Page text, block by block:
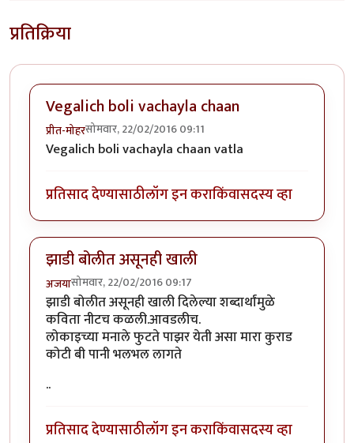
प्रतिक्रिया
Vegalich boli vachayla chaan
प्रीत-मोहरसोमवार, 22/02/2016 09:11
Vegalich boli vachayla chaan vatla
प्रतिसाद देण्यासाठीलॉग इन कराकिंवासदस्य व्हा
झाडी बोलीत असूनही खाली
अजयासोमवार, 22/02/2016 09:17
झाडी बोलीत असूनही खाली दिलेल्या शब्दार्थांमुळे
कविता नीटच कळली.आवडलीच.
लोकाइच्या मनाले फुटते पाझर येती असा मारा कुराड
कोटी बी पानी भलभल लागते
..
प्रतिसाद देण्यासाठीलॉग इन कराकिंवासदस्य व्हा